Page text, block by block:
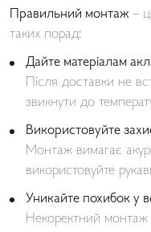
Правильний монтаж –
таких порад:
Дайте матеріалам
Після доставки не
звикнути до
Використовуйте
Монтаж вимагає
використовуйте
Уникайте похибок у
Некоректний